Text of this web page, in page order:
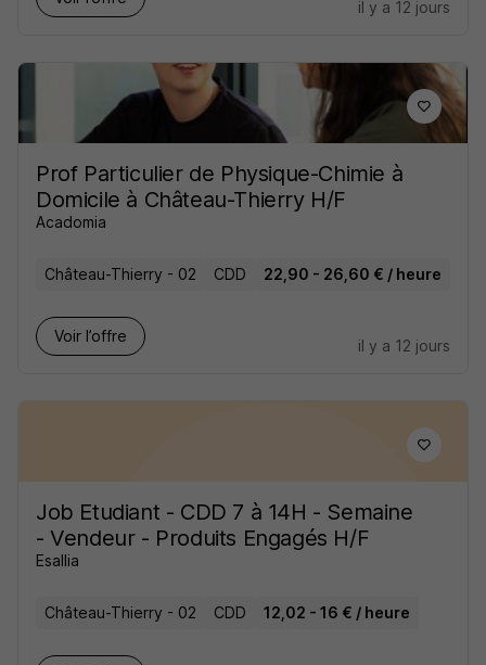
il y a 12 jours
Prof Particulier de Physique-Chimie à
Domicile à Château-Thierry H/F
Acadomia
Château-Thierry - 02 CDD 22,90 - 26,60 € / heure
Voir l’offre
il y a 12 jours
Job Etudiant - CDD 7 à 14H - Semaine
- Vendeur - Produits Engagés H/F
Esallia
Château-Thierry - 02 CDD 12,02 - 16 € / heure